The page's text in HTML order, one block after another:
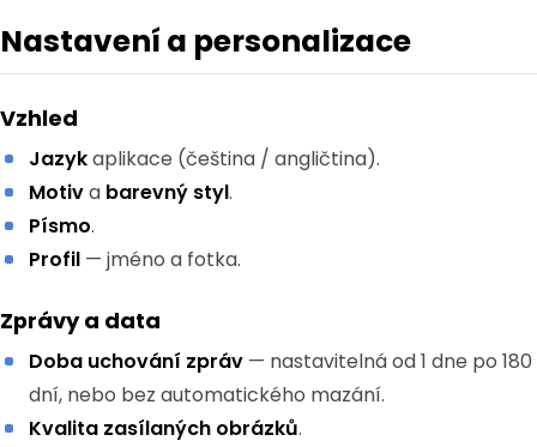
Nastavení a personalizace
Vzhled
Jazykaplikace (čeština / angličtina).
Motiva barevný styl.
Písmo.
Profil — jméno a fotka.
Zprávy a data
Doba uchování zpráv — nastavitelná od 1 dne po 180
dní, nebo bez automatického mazání.
Kvalita zasílaných obrázků.